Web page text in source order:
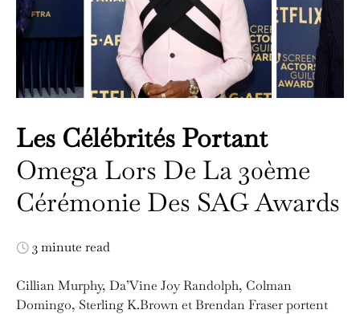
Les Célébrités Portant
Omega Lors De La 30ème
Cérémonie Des SAG Awards
3 minute read
Cillian Murphy, Da’Vine Joy Randolph, Colman
Domingo, Sterling K.Brown et Brendan Fraser portent